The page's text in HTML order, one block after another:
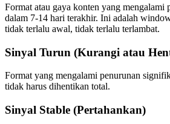
Format atau gaya konten yang mengalami
dalam 7-14 hari terakhir. Ini adalah
tidak terlalu awal, tidak terlalu terlambat.
Sinyal Turun (Kurangi atau
Format yang mengalami penurunan
tidak harus dihentikan total.
Sinyal Stable (Pertahankan)